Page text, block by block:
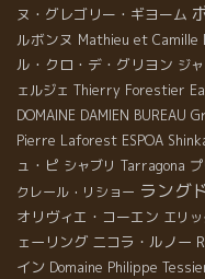
ヌ・グレゴリー・ギヨーム
ルボンヌ Mathieu et Camille
ル・クロ・デ・グリヨン ジ
ェルジェ Thierry Forestier
DOMAINE DAMIEN BUREAU
Pierre Laforest ESPOA
ュ・ピ シャブリ Tarragona
クレール・リショー ラング
オリヴィエ・コーエン エリ
ェーリング ニコラ・ルノー
イン Domaine Philippe